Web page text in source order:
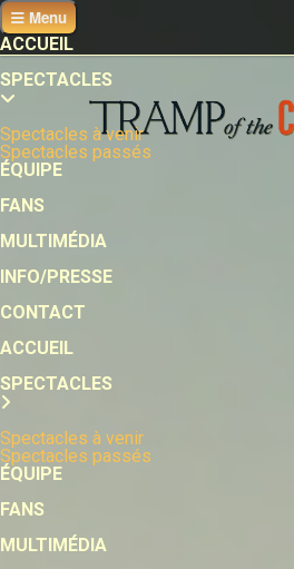
Menu
ACCUEIL
SPECTACLES
Spectacles à venir
Spectacles passés
ÉQUIPE
FANS
MULTIMÉDIA
INFO/PRESSE
CONTACT
ACCUEIL
SPECTACLES
Spectacles à venir
Spectacles passés
ÉQUIPE
FANS
MULTIMÉDIA